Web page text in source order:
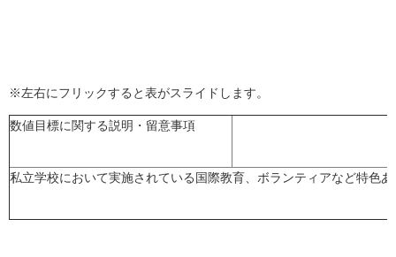
※左右にフリックすると表がスライドします。
数値目標に関する説明・留意事項
私立学校において実施されている国際教育、ボランティアなど特色